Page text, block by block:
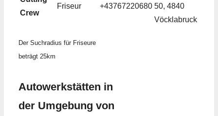
Crew
Friseur +43767220680 50, 4840
Vöcklabruck
Der Suchradius für Friseure
beträgt 25km
Autowerkstätten in
der Umgebung von